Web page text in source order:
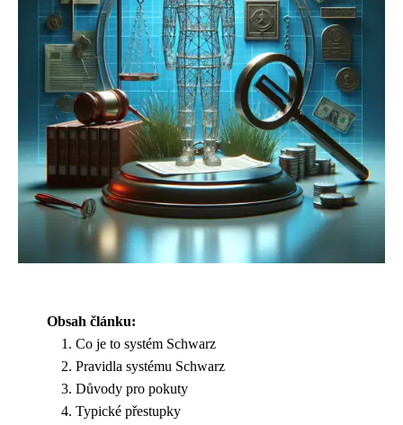
Obsah článku:
Co je to systém Schwarz
Pravidla systému Schwarz
Důvody pro pokuty
Typické přestupky